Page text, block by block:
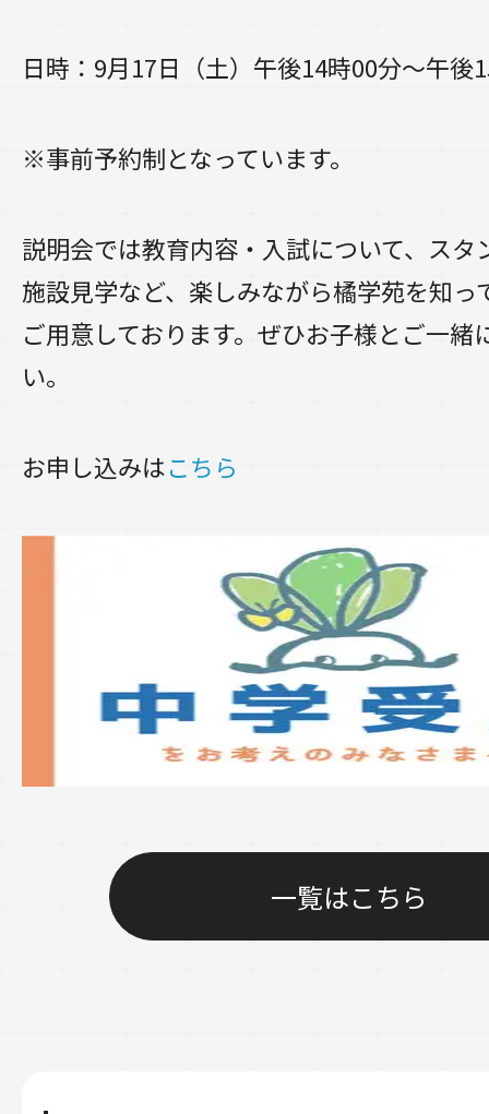
日時：9月17日（土）午後14時00分～午後
※事前予約制となっています。
説明会では教育内容・入試について、スタ
施設見学など、楽しみながら橘学苑を知っ
ご用意しております。ぜひお子様とご一緒
い。
お申し込みはこちら
一覧はこちら